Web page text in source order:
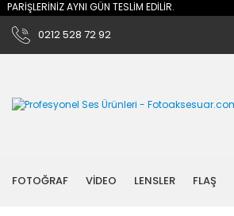
AYNI GÜN TESLİM EDİLİR.
0212 528 72 92
FOTOĞRAF VİDEO LENSLER FLAŞ